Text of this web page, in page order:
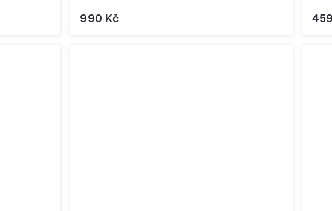
990 Kč